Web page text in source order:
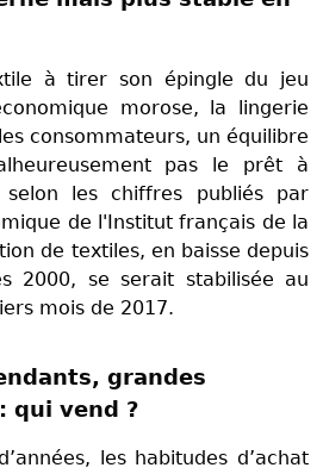
à tirer son épingle du jeu
morose, la lingerie
consommateurs, un équilibre
pas le prêt à
selon les chiffres publiés par
de l'Institut français de la
de textiles, en baisse depuis
2000, se serait stabilisée au
mois de 2017.
grandes
qui vend ?
les habitudes d’achat